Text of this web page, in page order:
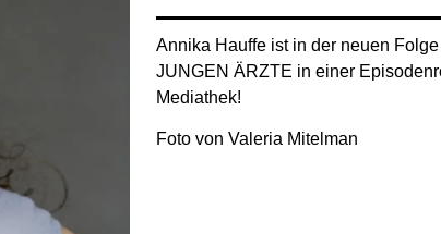
Annika Hauffe ist in der neuen
JUNGEN ÄRZTE in einer
Mediathek!
Foto von Valeria Mitelman